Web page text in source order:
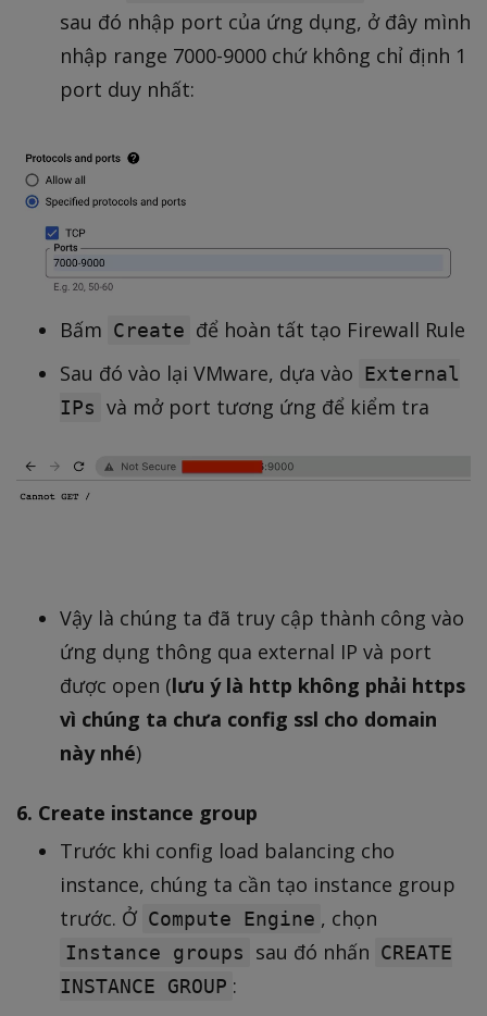
sau đó nhập port của ứng dụng, ở đây mình
nhập range 7000-9000 chứ không chỉ định 1
port duy nhất:
Bấm Create để hoàn tất tạo Firewall Rule
Sau đó vào lại VMware, dựa vào External
IPs và mở port tương ứng để kiểm tra
Vậy là chúng ta đã truy cập thành công vào
ứng dụng thông qua external IP và port
được open (lưu ý là http không phải https
vì chúng ta chưa config ssl cho domain
này nhé)
6. Create instance group
Trước khi config load balancing cho
instance, chúng ta cần tạo instance group
trước. Ở Compute Engine , chọn
Instance groups sau đó nhấn CREATE
INSTANCE GROUP :